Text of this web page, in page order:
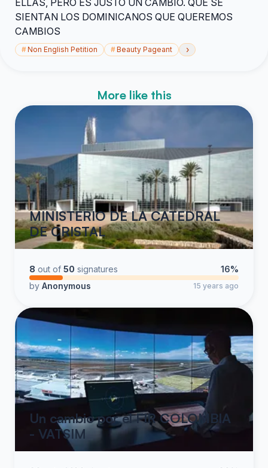
ELLAS, PERO ES JUSTO UN CAMBIO. QUE SE
SIENTAN LOS DOMINICANOS QUE QUEREMOS
CAMBIOS
#Non English Petition #Beauty Pageant ›
More like this
MINISTERIO DE LA CATEDRAL
DE CRISTAL
8 out of 50 signatures
16%
by Anonymous 15 years ago
Un cambio por el FIR COLOMBIA
- VATSIM